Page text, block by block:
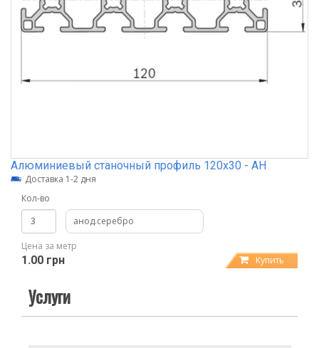
Алюминиевый станочный профиль 120х30 - АН
Доставка 1-2 дня
Кол-во
анод.серебро
Цена за метр
1.00 грн Купить
Услуги